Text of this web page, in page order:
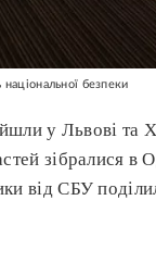
безпеки
у Львові та
зібралися в
від СБУ